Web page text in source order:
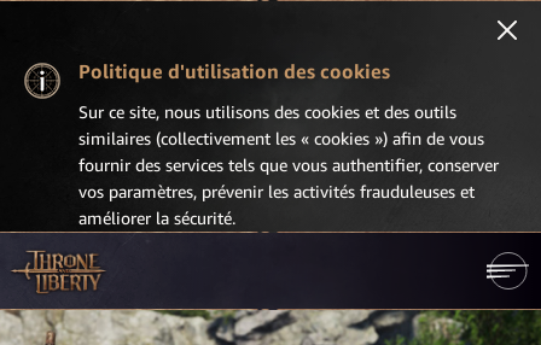
Politique d'utilisation des cookies
Sur ce site, nous utilisons des cookies et des outils
similaires (collectivement les « cookies ») afin de vous
fournir des services tels que vous authentifier, conserver
vos paramètres, prévenir les activités frauduleuses et
améliorer la sécurité.